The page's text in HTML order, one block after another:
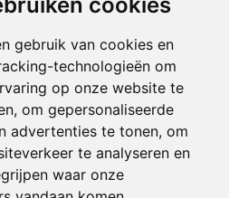
gebruik van cookies en
technologieën om
op onze website te
om gepersonaliseerde
advertenties te tonen, om
te analyseren en
waar onze
- 12.30 en 13.30 - 17.00
gesloten
gesloten